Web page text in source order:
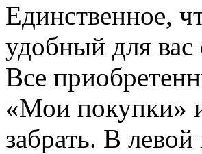
Единственное,
удобный для
Все
«Мои покупки»
забрать. В